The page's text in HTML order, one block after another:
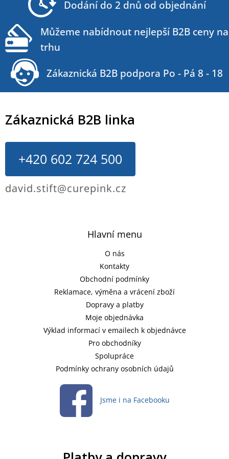
Hlavní menu
O nás
Kontakty
Obchodní podmínky
Reklamace, výměna a vrácení zboží
Dopravy a platby
Moje objednávka
Výklad informací v emailech k objednávce
Pro obchodníky
Spolupráce
Podmínky ochrany osobních údajů
Jsme i na Facebooku
Zákaznická B2B linka
+420 602 724 500
david.stift@curepink.cz
Dodání do 2 dnů od objednání
Můžeme nabídnout nejlepší B2B ceny na
trhu
Zákaznická B2B podpora Po - Pá 8 - 18